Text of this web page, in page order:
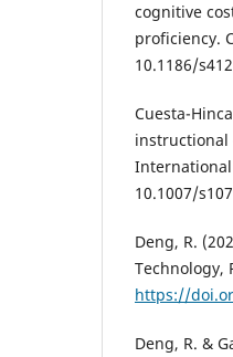
cognitive
proficiency.
10.1186/
Cuesta-
instructional
International
10.1007/
Deng, R.
Technology,
https://
Deng, R. &